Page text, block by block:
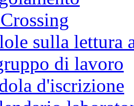
sulla lettura
di lavoro
d'iscrizione